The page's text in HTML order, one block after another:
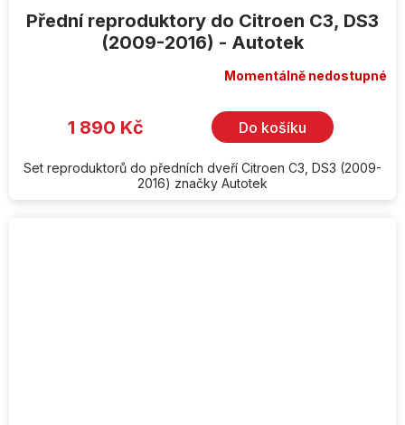
Přední reproduktory do Citroen C3, DS3
(2009-2016) - Autotek
Momentálně nedostupné
1 890 Kč Do košíku
Set reproduktorů do předních dveří Citroen C3, DS3 (2009-
2016) značky Autotek